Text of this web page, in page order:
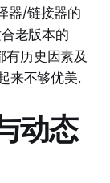
器/链接器的
老版本的
有历史因素及
来不够优美.
动态